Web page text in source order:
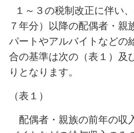
１～３の税制改正に伴い
７年分）以降の配偶者・親
パートやアルバイトなどの
合の基準は次の（表１）及
りとなります。
（表１）
配偶者・親族の前年の収